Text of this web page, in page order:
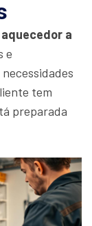
a
e
tem
preparada